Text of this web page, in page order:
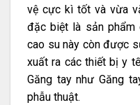
vệ cực kì tốt và vừa
đặc biệt là sản phẩm
cao su này còn được
xuất ra các thiết bị y
Găng tay như Găng
phẫu thuật.